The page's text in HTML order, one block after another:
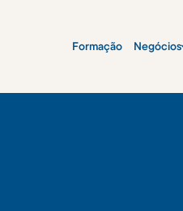
Formação Negócios